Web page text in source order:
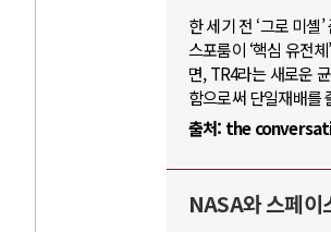
한 세기 전 ‘그로 미셸
스포룸이 ‘핵심 유전
면, TR4라는 새로운
함으로써 단일재배를
출처: the
NASA와 스페이